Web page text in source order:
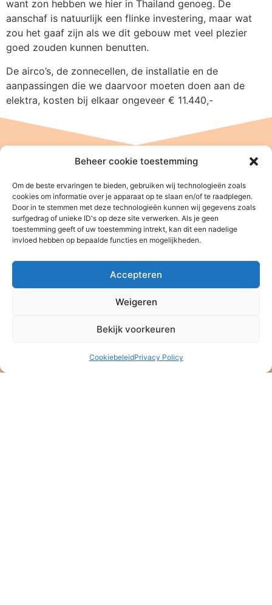
Beheer cookie toestemming
Om de beste ervaringen te bieden, gebruiken wij technologieën zoals
cookies om informatie over je apparaat op te slaan en/of te raadplegen.
Door in te stemmen met deze technologieën kunnen wij gegevens zoals
surfgedrag of unieke ID's op deze site verwerken. Als je geen
toestemming geeft of uw toestemming intrekt, kan dit een nadelige
invloed hebben op bepaalde functies en mogelijkheden.
Accepteren
Weigeren
Bekijk voorkeuren
CookiebeleidPrivacy Policy
want zon hebben we hier in Thailand genoeg. De
aanschaf is natuurlijk een flinke investering, maar wat
zou het gaaf zijn als we dit gebouw met veel plezier
goed zouden kunnen benutten.
De airco’s, de zonnecellen, de installatie en de
aanpassingen die we daarvoor moeten doen aan de
elektra, kosten bij elkaar ongeveer € 11.440,-
NL47 ABNA 0514 4992 57
KVK: 08164889
Stichting Baan Phak Phing
Veldkersmeen 61
3844RE Harderwijk